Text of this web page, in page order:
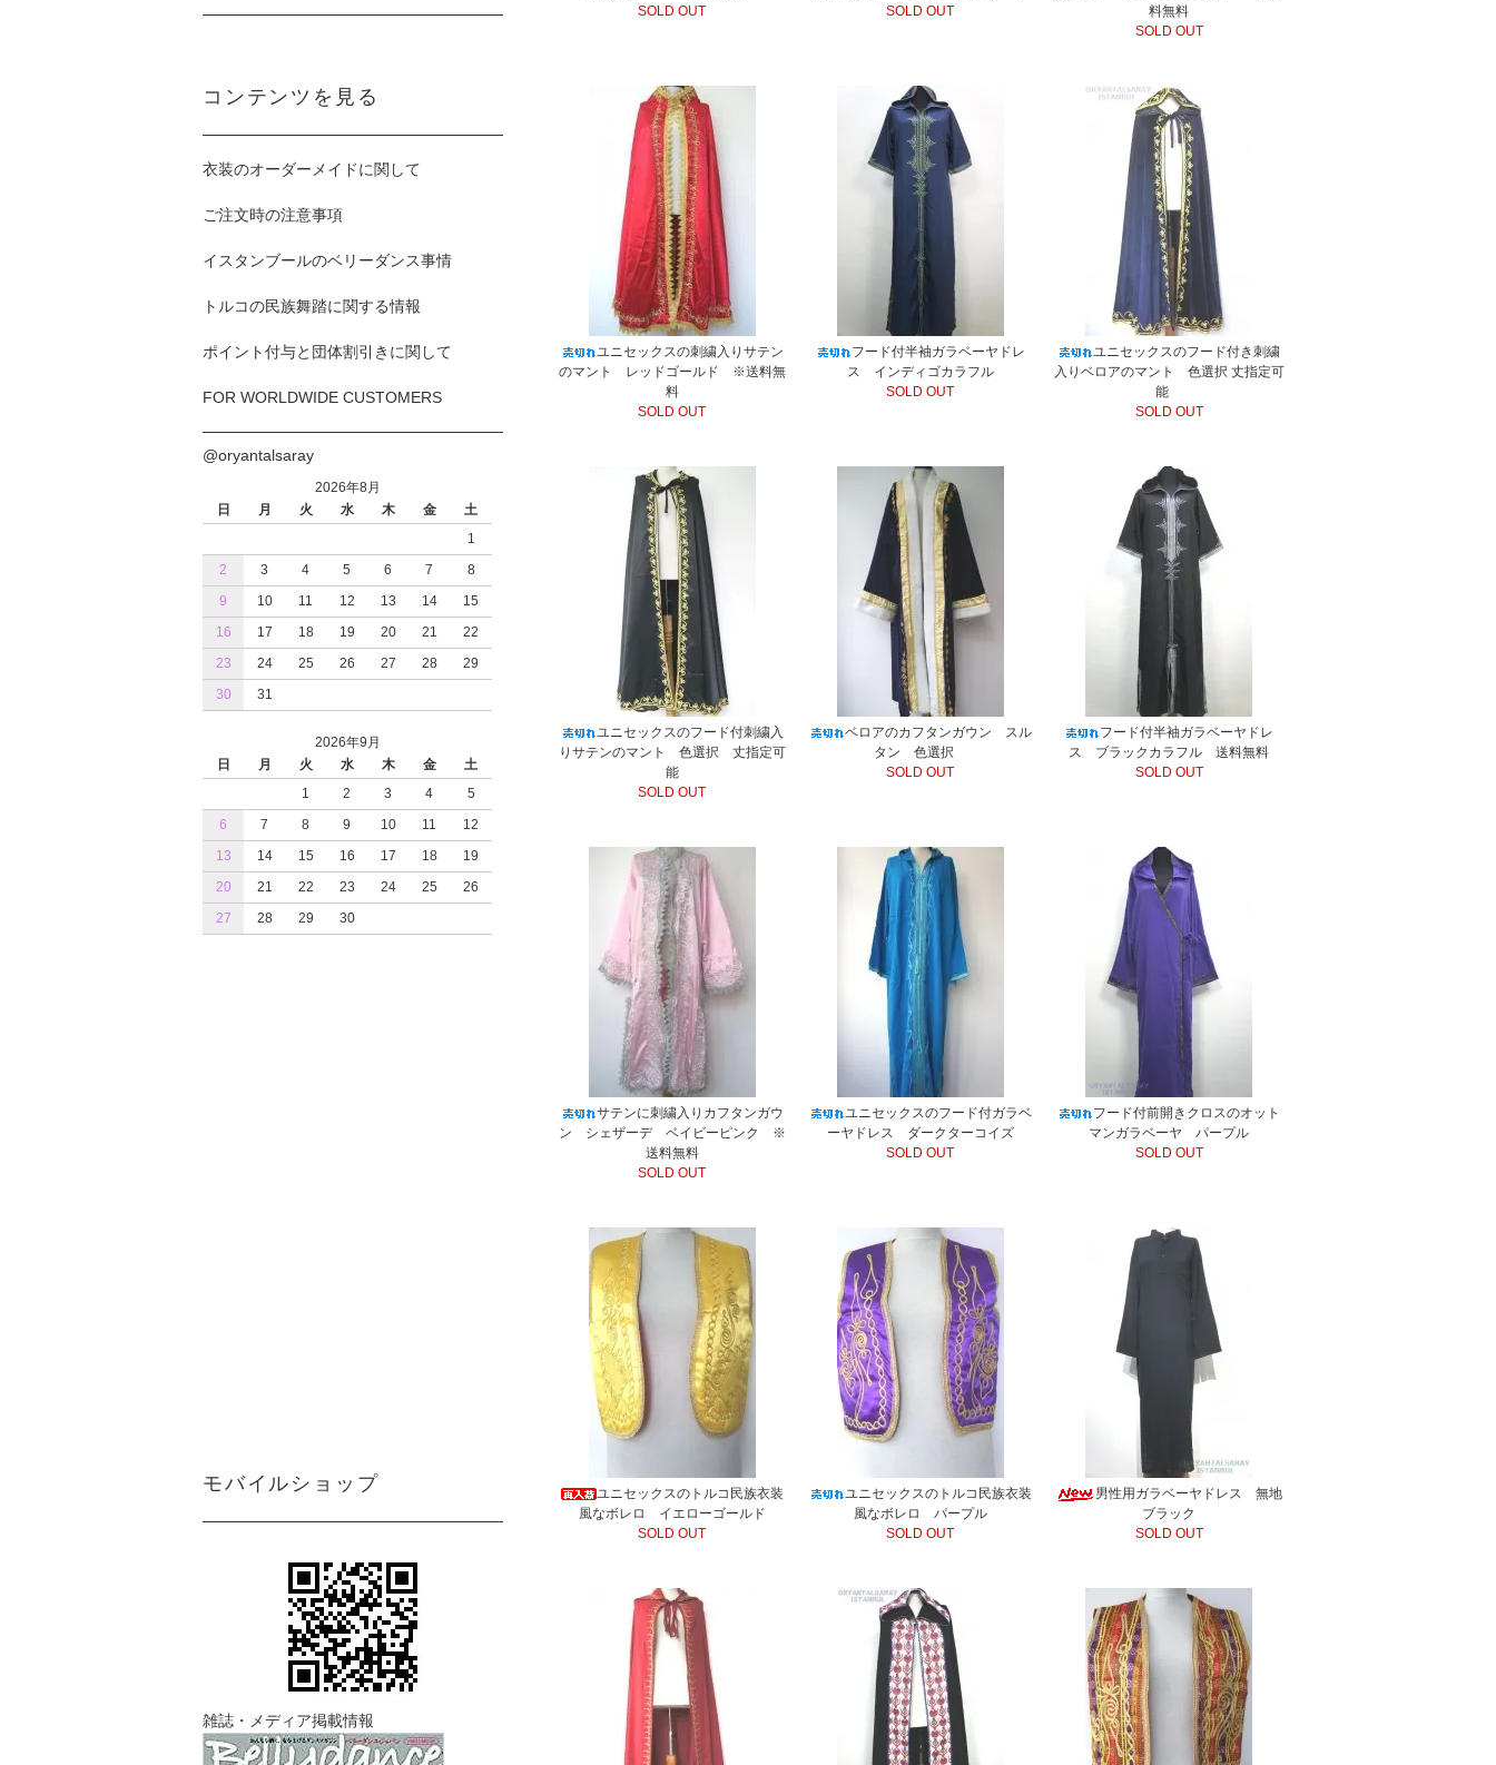
SOLD OUT
SOLD OUT
料無料
SOLD OUT
ユニセックスの刺繍入りサテン
のマント レッドゴールド ※送料無
料
SOLD OUT
フード付半袖ガラベーヤドレ
ス インディゴカラフル
SOLD OUT
ユニセックスのフード付き刺繍
入りベロアのマント 色選択 丈指定可
能
SOLD OUT
ユニセックスのフード付刺繍入
りサテンのマント 色選択 丈指定可
能
SOLD OUT
ベロアのカフタンガウン スル
タン 色選択
SOLD OUT
フード付半袖ガラベーヤドレ
ス ブラックカラフル 送料無料
SOLD OUT
サテンに刺繍入りカフタンガウ
ン シェザーデ ベイビーピンク ※
送料無料
SOLD OUT
ユニセックスのフード付ガラベ
ーヤドレス ダークターコイズ
SOLD OUT
フード付前開きクロスのオット
マンガラベーヤ パープル
SOLD OUT
ユニセックスのトルコ民族衣装
風なボレロ イエローゴールド
SOLD OUT
ユニセックスのトルコ民族衣装
風なボレロ パープル
SOLD OUT
男性用ガラベーヤドレス 無地
ブラック
SOLD OUT
コンテンツを見る
衣装のオーダーメイドに関して
ご注文時の注意事項
イスタンブールのベリーダンス事情
トルコの民族舞踏に関する情報
ポイント付与と団体割引きに関して
FOR WORLDWIDE CUSTOMERS
@oryantalsaray
2026年8月
日
月 火 水 木 金
土
1
2
3 4 5 6 7
8
9
10 11 12 13 14
15
16
17 18 19 20 21
22
23
24 25 26 27 28
29
30
31
2026年9月
日
月 火 水 木 金
土
1
2 3 4
5
6
7 8 9 10 11
12
13
14 15 16 17 18
19
20
21 22 23 24 25
26
27
28 29 30
モバイルショップ
雑誌・メディア掲載情報